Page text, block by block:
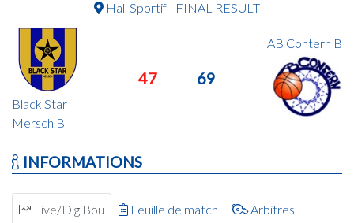
Hall Sportif - FINAL RESULT
Black Star
Mersch B
47 69
AB Contern B
INFORMATIONS
Live/DigiBou Feuille de match Arbitres